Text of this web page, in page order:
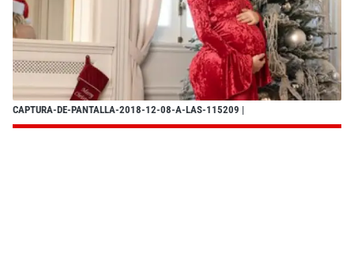
CAPTURA-DE-PANTALLA-2018-12-08-A-LAS-115209 |